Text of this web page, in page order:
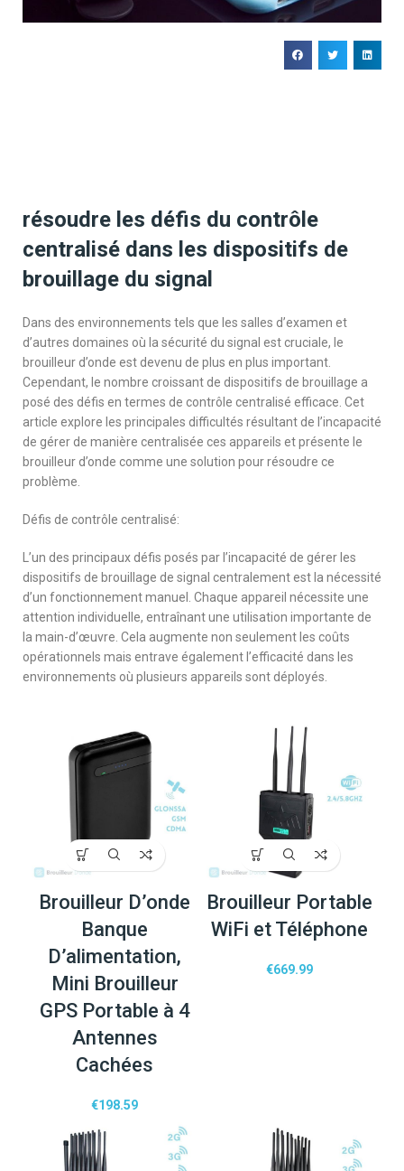
résoudre les défis du contrôle
centralisé dans les dispositifs de
brouillage du signal
Dans des environnements tels que les salles d’examen et
d’autres domaines où la sécurité du signal est cruciale, le
brouilleur d’onde est devenu de plus en plus important.
Cependant, le nombre croissant de dispositifs de brouillage a
posé des défis en termes de contrôle centralisé efficace. Cet
article explore les principales difficultés résultant de l’incapacité
de gérer de manière centralisée ces appareils et présente le
brouilleur d’onde comme une solution pour résoudre ce
problème.
Défis de contrôle centralisé:
L’un des principaux défis posés par l’incapacité de gérer les
dispositifs de brouillage de signal centralement est la nécessité
d’un fonctionnement manuel. Chaque appareil nécessite une
attention individuelle, entraînant une utilisation importante de
la main-d’œuvre. Cela augmente non seulement les coûts
opérationnels mais entrave également l’efficacité dans les
environnements où plusieurs appareils sont déployés.
Brouilleur D’onde
Banque
D’alimentation,
Mini Brouilleur
GPS Portable à 4
Antennes
Cachées
€198.59
Brouilleur Portable
WiFi et Téléphone
€669.99